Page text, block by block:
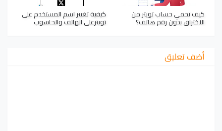
كيف تحمي حساب تويتر من
الاختراق بدون رقم هاتف؟
كيفية تغيير اسم المستخدم على
تويترعلى الهاتف والحاسوب
أضف تعليق